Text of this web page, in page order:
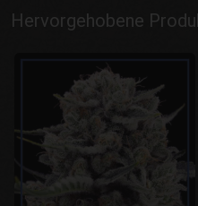
Hervorgehobene